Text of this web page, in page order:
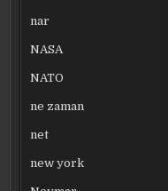
nar
NASA
NATO
ne zaman
net
new york